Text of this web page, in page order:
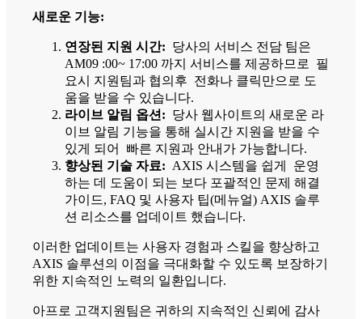
새로운 기능:
연장된 지원 시간: 당사의 서비스 전담 팀은
AM09 :00~ 17:00 까지 서비스를 제공하므로 필
요시 지원팀과 협의후 전화나 클릭만으로 도
움을 받을 수 있습니다.
라이브 알림 옵션: 당사 웹사이트의 새로운 라
이브 알림 기능을 통해 실시간 지원을 받을 수
있게 되어 빠른 지원과 안내가 가능합니다.
향상된 기술 자료: AXIS 시스템을 쉽게 운영
하는 데 도움이 되는 보다 포괄적인 문제 해결
가이드, FAQ 및 사용자 팁(메뉴얼) AXIS 솔루
션 리소스를 업데이트 했습니다.
이러한 업데이트는 사용자 경험과 스킬을 향상하고
AXIS 솔루션의 이점을 극대화할 수 있도록 보장하기
위한 지속적인 노력의 일환입니다.
아프로 고객지원팀은 귀하의 지속적인 신뢰에 감사